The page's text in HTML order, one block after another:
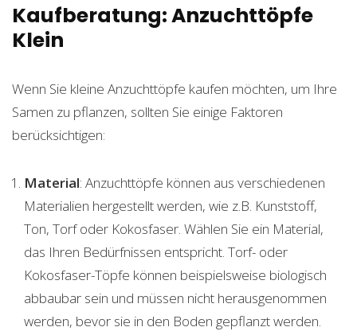
Kaufberatung: Anzuchttöpfe
Klein
Wenn Sie kleine Anzuchttöpfe kaufen möchten, um Ihre
Samen zu pflanzen, sollten Sie einige Faktoren
berücksichtigen:
Material: Anzuchttöpfe können aus verschiedenen
Materialien hergestellt werden, wie z.B. Kunststoff,
Ton, Torf oder Kokosfaser. Wählen Sie ein Material,
das Ihren Bedürfnissen entspricht. Torf- oder
Kokosfaser-Töpfe können beispielsweise biologisch
abbaubar sein und müssen nicht herausgenommen
werden, bevor sie in den Boden gepflanzt werden.